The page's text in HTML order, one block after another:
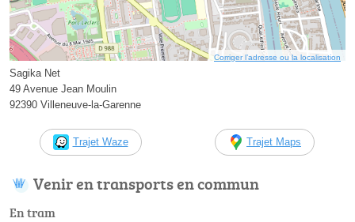
Corriger l’adresse ou la localisation
Sagika Net
49 Avenue Jean Moulin
92390 Villeneuve-la-Garenne
Trajet Waze Trajet Maps
Venir en transports en commun
En tram